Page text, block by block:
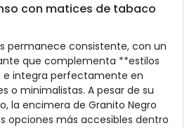
con matices de tabaco
permanece consistente, con un
que complementa **estilos
integra perfectamente en
o minimalistas. A pesar de su
la encimera de Granito Negro
opciones más accesibles dentro